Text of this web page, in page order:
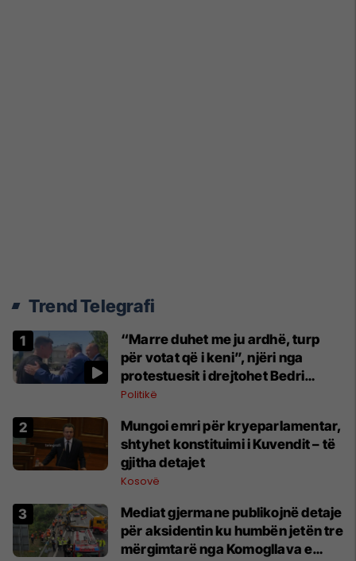
Trend Telegrafi
“Marre duhet me ju ardhë, turp
për votat që i keni”, njëri nga
protestuesit i drejtohet Bedri
Hamzës
Politikë
Mungoi emri për kryeparlamentar,
shtyhet konstituimi i Kuvendit – të
gjitha detajet
Kosovë
Mediat gjermane publikojnë detaje
për aksidentin ku humbën jetën tre
mërgimtarë nga Komogllava e